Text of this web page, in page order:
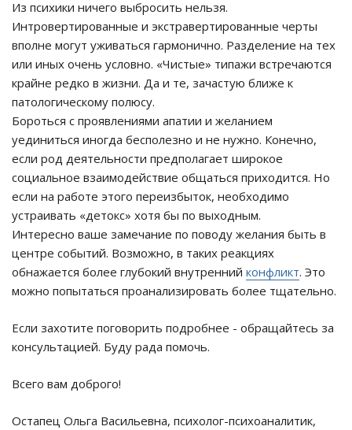
Из психики ничего выбросить нельзя.
Интровертированные и экстравертированные черты
вполне могут уживаться гармонично. Разделение на тех
или иных очень условно. «Чистые» типажи встречаются
крайне редко в жизни. Да и те, зачастую ближе к
патологическому полюсу.
Бороться с проявлениями апатии и желанием
уединиться иногда бесполезно и не нужно. Конечно,
если род деятельности предполагает широкое
социальное взаимодействие общаться приходится. Но
если на работе этого переизбыток, необходимо
устраивать «детокс» хотя бы по выходным.
Интересно ваше замечание по поводу желания быть в
центре событий. Возможно, в таких реакциях
обнажается более глубокий внутренний конфликт. Это
можно попытаться проанализировать более тщательно.
Если захотите поговорить подробнее - обращайтесь за
консультацией. Буду рада помочь.
Всего вам доброго!
Остапец Ольга Васильевна, психолог-психоаналитик,